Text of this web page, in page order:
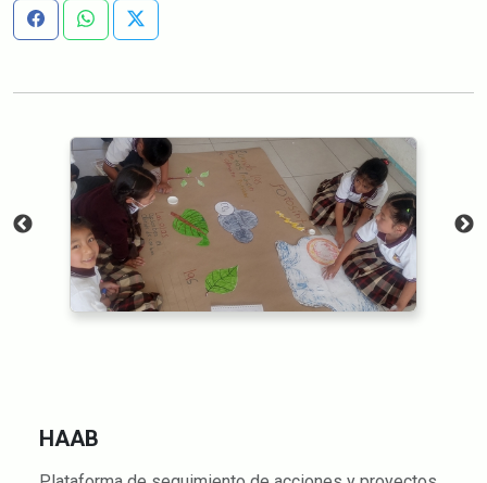
HAAB